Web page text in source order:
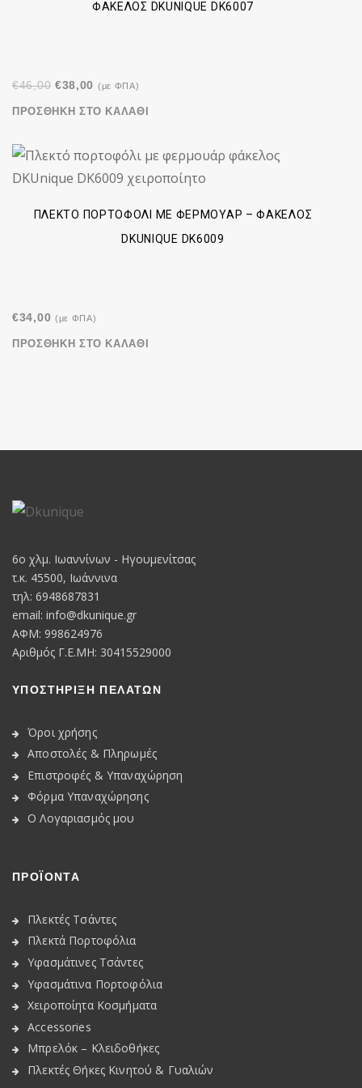
ΦΆΚΕΛΟΣ DKUNIQUE DK6007
€46,00 Original
€38,00 Η
€38,00.
(με ΦΠΑ)
ΠΡΟΣΘΉΚΗ ΣΤΟ ΚΑΛΆΘΙ
ΠΛΕΚΤΌ ΠΟΡΤΟΦΌΛΙ ΜΕ ΦΕΡΜΟΥΆΡ – ΦΆΚΕΛΟΣ
DKUNIQUE DK6009
€34,00 (με ΦΠΑ)
ΠΡΟΣΘΉΚΗ ΣΤΟ ΚΑΛΆΘΙ
6o χλμ. Ιωαννίνων - Ηγουμενίτσας
τ.κ. 45500, Ιωάννινα
τηλ: 6948687831
email: info@dkunique.gr
ΑΦΜ: 998624976
Αριθμός Γ.Ε.ΜΗ: 30415529000
ΥΠΟΣΤΗΡΙΞΗ ΠΕΛΑΤΩΝ
Όροι χρήσης
Αποστολές & Πληρωμές
Επιστροφές & Υπαναχώρηση
Φόρμα Υπαναχώρησης
Ο Λογαριασμός μου
ΠΡΟΪΟΝΤΑ
Πλεκτές Τσάντες
Πλεκτά Πορτοφόλια
Υφασμάτινες Τσάντες
Υφασμάτινα Πορτοφόλια
Χειροποίητα Κοσμήματα
Accessories
Μπρελόκ – Κλειδοθήκες
Πλεκτές Θήκες Κινητού & Γυαλιών